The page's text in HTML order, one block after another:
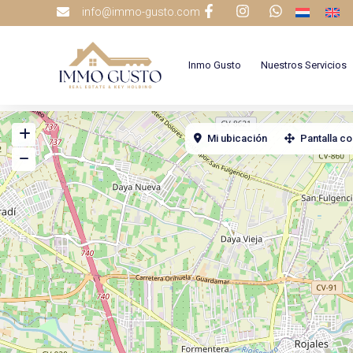
info@immo-gusto.com
Inmo Gusto Nuestros Servicios
Mi ubicación Pantalla